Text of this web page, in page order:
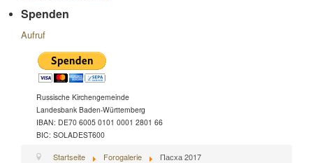
Spenden
Aufruf
Russische Kirchengemeinde
Landesbank Baden-Württemberg
IBAN: DE70 6005 0101 0001 2801 66
BIC: SOLADEST600
Startseite Forogalerie Пасха 2017